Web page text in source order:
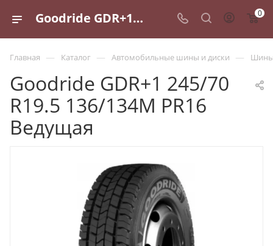
Goodride GDR+1 245/70 R19.5 136/134M PR16 Ведущая - купить в Санкт-Петербурге по выгодной цене 0
Главная — Каталог — Автомобильные шины и диски — Шины
Goodride GDR+1 245/70
R19.5 136/134M PR16
Ведущая